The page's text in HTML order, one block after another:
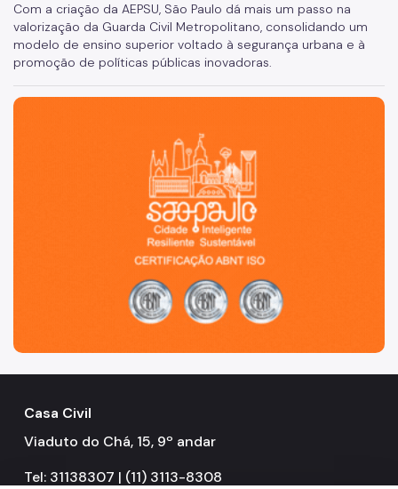
Com a criação da AEPSU, São Paulo dá mais um passo na
valorização da Guarda Civil Metropolitano, consolidando um
modelo de ensino superior voltado à segurança urbana e à
promoção de políticas públicas inovadoras.
São Paulo, cidade inteligente, resiliente e sustentável
Casa Civil
Viaduto do Chá, 15, 9º andar
Tel: 31138307 | (11) 3113-8308